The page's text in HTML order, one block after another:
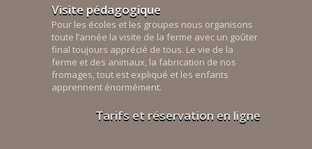
Visite pédagogique
Pour les écoles et les groupes nous organisons
toute l’année la visite de la ferme avec un goûter
final toujours apprécié de tous. Le vie de la
ferme et des animaux, la fabrication de nos
fromages, tout est expliqué et les enfants
apprennent énormément.
Tarifs et réservation en ligne